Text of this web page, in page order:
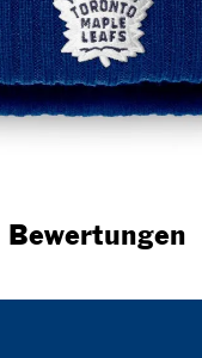
Bewertungen